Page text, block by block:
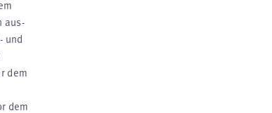
aus­
und
dem
dem